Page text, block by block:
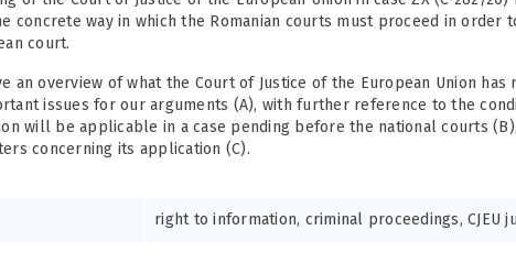
concrete way in which the Romanian courts must proceed in order
court.
an overview of what the Court of Justice of the European Union has
issues for our arguments (A), with further reference to the
will be applicable in a case pending before the national courts
concerning its application (C).
right to information, criminal proceedings, CJEU